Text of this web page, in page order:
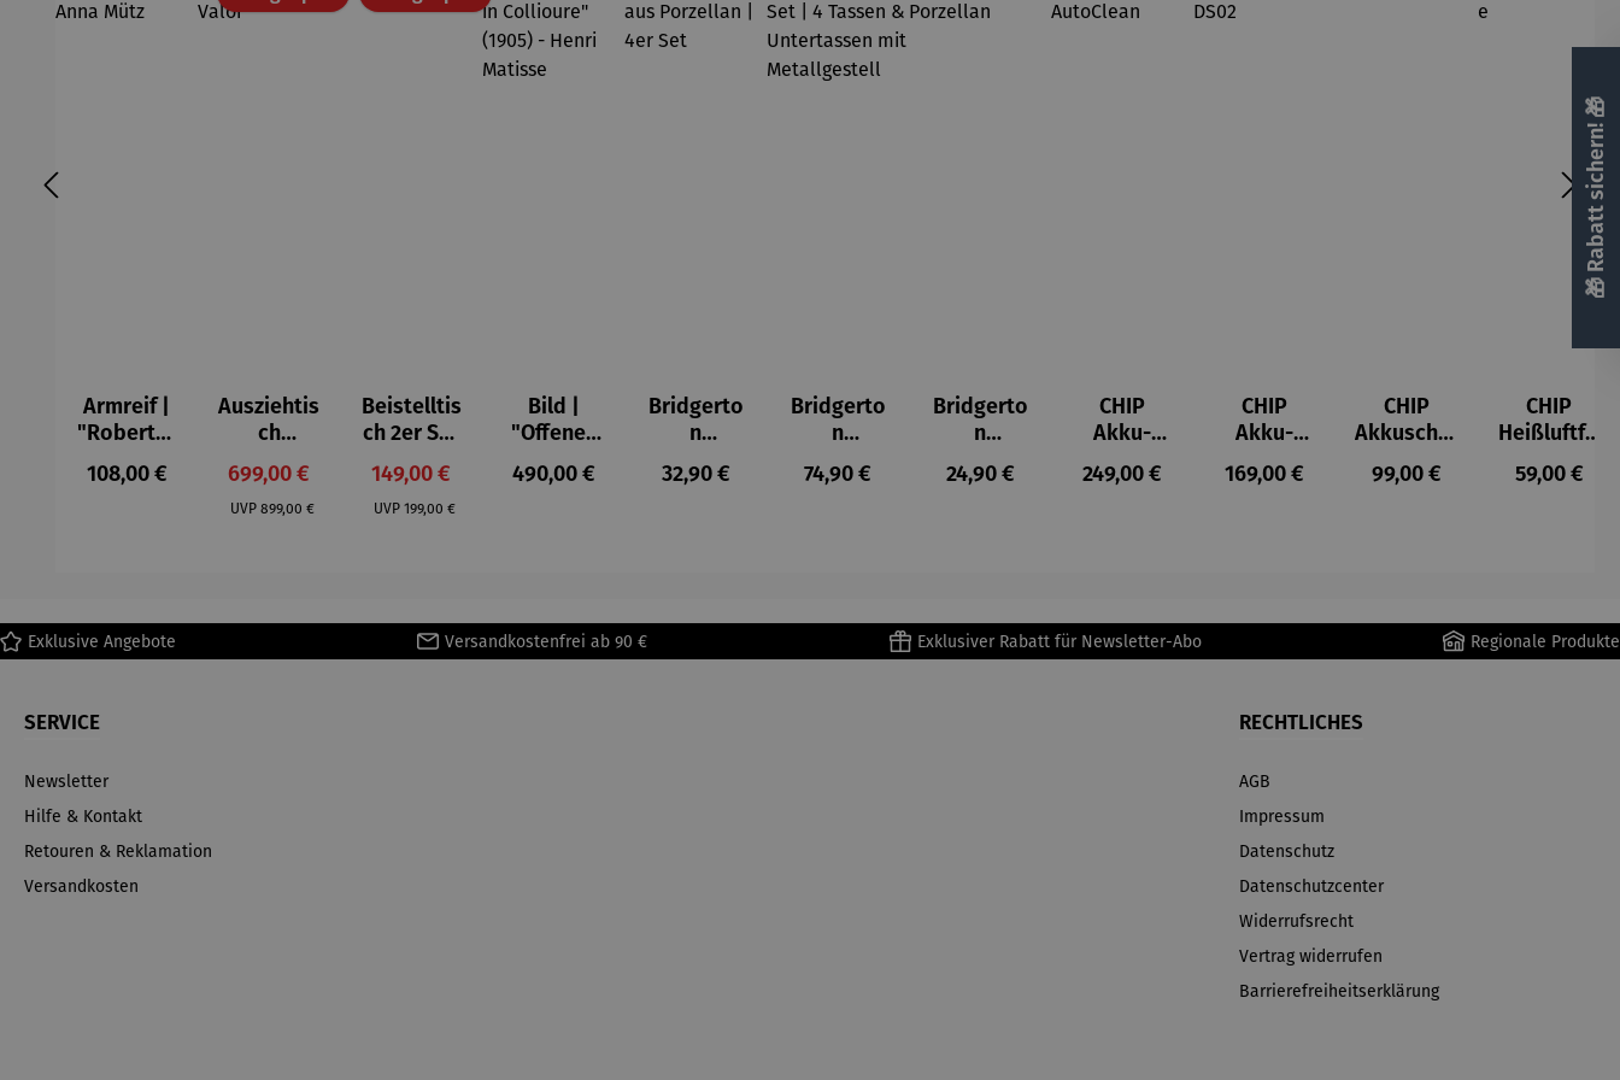
Armreif |
"Roberta"
– Anna
Mütz
Regulärer Preis:
108,00 €
Ausziehtis
ch
Aluminium
– Valor
Verkaufspreis:
699,00 €
UVP Regulärer Preis:
899,00 €
Beistelltis
ch 2er Set
– Dalias
Verkaufspreis:
149,00 €
UVP Regulärer Preis:
199,00 €
Bild |
"Offenes
Fenster in
Collioure"
Regulärer Preis:
490,00 €
Bridgerto
n
Espresso
becher
Regulärer Preis:
32,90 €
Bridgerto
n
Espressot
assen Set
Metallges
Regulärer Preis:
74,90 €
Bridgerto
n
Zuckerdo
se aus
Regulärer Preis:
24,90 €
CHIP
Akku-
Staubsau
ger
Regulärer Preis:
249,00 €
CHIP
Akku-
Staubsau
ger DS02
Regulärer Preis:
169,00 €
CHIP
Akkuschra
uber
Regulärer Preis:
99,00 €
CHIP
Heißluftfri
tteuse
Regulärer
59,00 €
Exklusive Angebote Versandkostenfrei ab 90 € Exklusiver Rabatt für Newsletter-Abo Regionale Produkte
SERVICE
Newsletter
Hilfe & Kontakt
Retouren & Reklamation
Versandkosten
RECHTLICHES
AGB
Impressum
Datenschutz
Datenschutzcenter
Widerrufsrecht
Vertrag widerrufen
Barrierefreiheitserklärung
🎁 Rabatt sichern! 🎁